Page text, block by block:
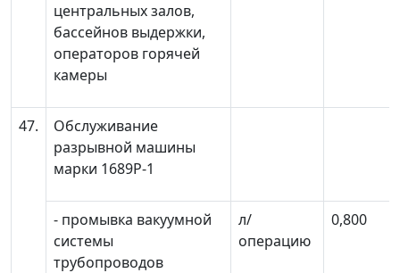
центральных залов,
бассейнов выдержки,
операторов горячей
камеры
47.
Обслуживание
разрывной машины
марки 1689Р-1
- промывка вакуумной
системы
трубопроводов
л/
операцию
0,800